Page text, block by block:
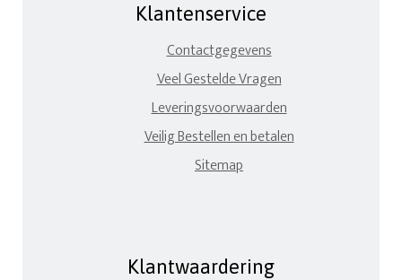
Klantenservice
Contactgegevens
Veel Gestelde Vragen
Leveringsvoorwaarden
Veilig Bestellen en betalen
Sitemap
Klantwaardering